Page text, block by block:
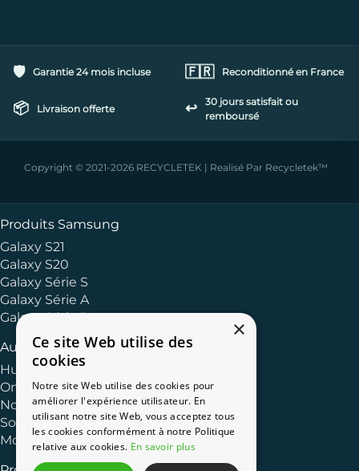
🛡️ Garantie 24 mois incluse 🇫🇷 Reconditionné en France
📦 Livraison offerte ↩️
30 jours satisfait ou
remboursé
Copyright © 2021-2026 RECYCLETEK | Realisé Par Recycletek™
Autres Marques
Huawei
OnePlus
Nokia
Sony
Motorola
Produits Samsung
Galaxy S21
Galaxy S20
Galaxy Série S
Galaxy Série A
Galaxy Série J
×
Ce site Web utilise des
cookies
Notre site Web utilise des cookies pour
améliorer l'expérience utilisateur. En
utilisant notre site Web, vous acceptez tous
les cookies conformément à notre Politique
relative aux cookies. En savoir plus